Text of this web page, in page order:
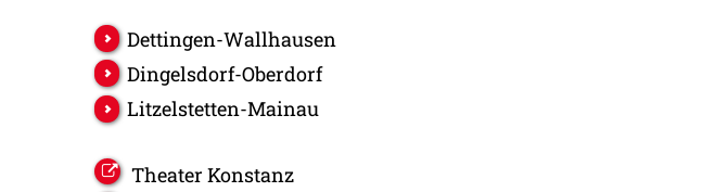
Dettingen-Wallhausen
Dingelsdorf-Oberdorf
Litzelstetten-Mainau
Theater Konstanz